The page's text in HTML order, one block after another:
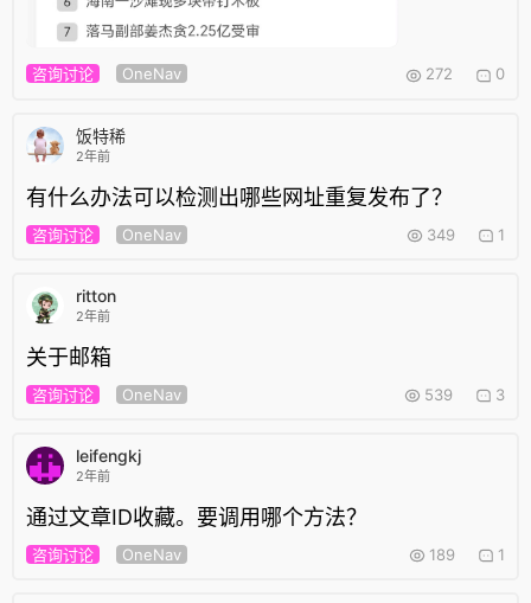
咨询讨论 OneNav 272 0
饭特稀
2年前
有什么办法可以检测出哪些网址重复发布了？
咨询讨论 OneNav 349 1
ritton
2年前
关于邮箱
咨询讨论 OneNav 539 3
leifengkj
2年前
通过文章ID收藏。要调用哪个方法？
咨询讨论 OneNav 189 1